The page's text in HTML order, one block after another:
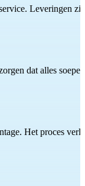
Leveringen
dat alles
Het proces